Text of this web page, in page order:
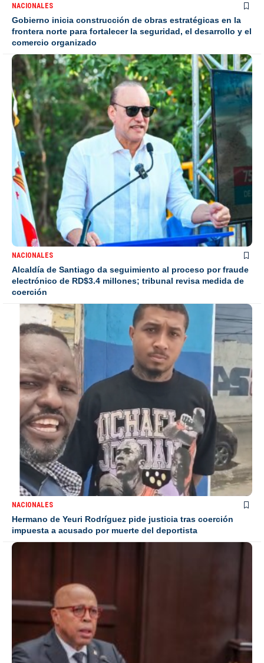
NACIONALES
Gobierno inicia construcción de obras estratégicas en la
frontera norte para fortalecer la seguridad, el desarrollo y el
comercio organizado
NACIONALES
Alcaldía de Santiago da seguimiento al proceso por fraude
electrónico de RD$3.4 millones; tribunal revisa medida de
coerción
NACIONALES
Hermano de Yeuri Rodríguez pide justicia tras coerción
impuesta a acusado por muerte del deportista